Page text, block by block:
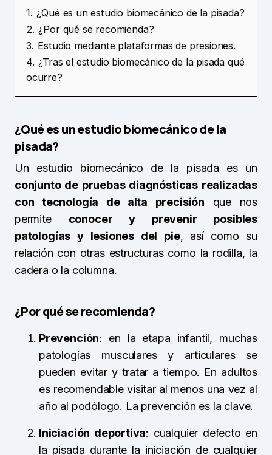
1. ¿Qué es un estudio biomecánico de la pisada?
2. ¿Por qué se recomienda?
3. Estudio mediante plataformas de presiones.
4. ¿Tras el estudio biomecánico de la pisada qué
ocurre?
¿Qué es un estudio biomecánico de la
pisada?
Un estudio biomecánico de la pisada es un
conjunto de pruebas diagnósticas realizadas
con tecnología de alta precisión que nos
permite conocer y prevenir posibles
patologías y lesiones del pie, así como su
relación con otras estructuras como la rodilla, la
cadera o la columna.
¿Por qué se recomienda?
Prevención: en la etapa infantil, muchas
patologías musculares y articulares se
pueden evitar y tratar a tiempo. En adultos
es recomendable visitar al menos una vez al
año al podólogo. La prevención es la clave.
Iniciación deportiva: cualquier defecto en
la pisada durante la iniciación de cualquier